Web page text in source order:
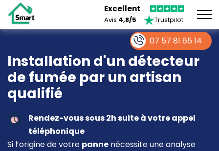
Excellent
Avis 4,8/5 Trustpilot
Installation d'un détecteur
de fumée par un artisan
qualifié
Rendez-vous sous 2h suite à votre appel
téléphonique
Si l’origine de votre panne nécessite une analyse
07 57 81 65 14